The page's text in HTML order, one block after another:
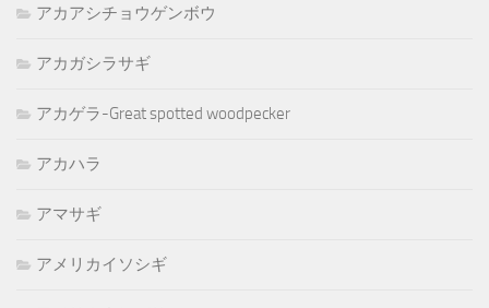
アカアシチョウゲンボウ
アカガシラサギ
アカゲラ-Great spotted woodpecker
アカハラ
アマサギ
アメリカイソシギ